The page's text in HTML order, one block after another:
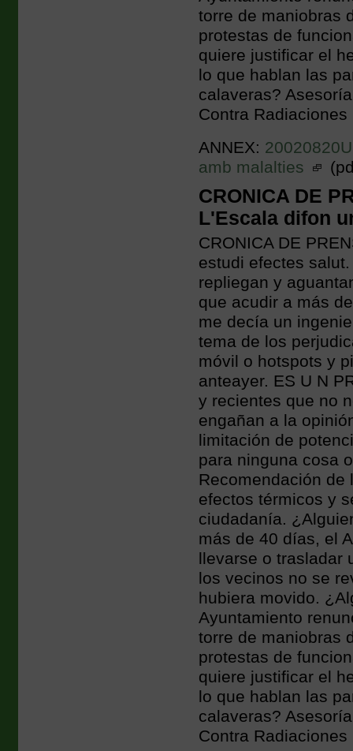
torre de maniobras
protestas de
quiere justificar el
lo que hablan las
calaveras?
Contra
ANNEX:
amb malalties
CRONICA DE
L'Escala difon
CRONICA DE
estudi efectes
repliegan y
que acudir a más
me decía un
tema de los
móvil o hotspots y
anteayer. ES U N
y recientes que no
engañan a la
limitación de
para ninguna cosa
Recomendación de
efectos térmicos y
ciudadanía.
más de 40 días, el
llevarse o trasladar
los vecinos no se
hubiera movido.
Ayuntamiento
torre de maniobras
protestas de
quiere justificar el
lo que hablan las
calaveras?
Contra